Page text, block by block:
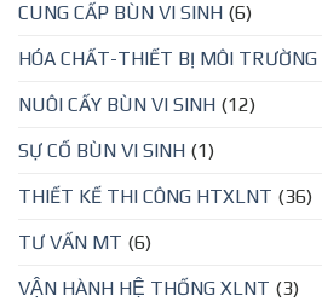
CUNG CẤP BÙN VI SINH (6)
HÓA CHẤT-THIẾT BỊ MÔI TRƯỜNG
NUÔI CẤY BÙN VI SINH (12)
SỰ CỐ BÙN VI SINH (1)
THIẾT KẾ THI CÔNG HTXLNT (36)
TƯ VẤN MT (6)
VẬN HÀNH HỆ THỐNG XLNT (3)